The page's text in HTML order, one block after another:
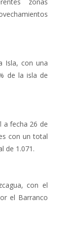
Isla, con una
de la isla de
a fecha 26 de
con un total
de 1.071.
con el
el Barranco